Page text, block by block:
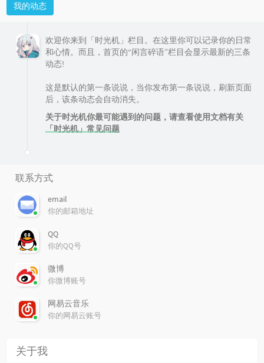
我的动态
欢迎你来到「时光机」栏目。在这里你可以记录你的日常
和心情。而且，首页的“闲言碎语”栏目会显示最新的三条
动态!
这是默认的第一条说说，当你发布第一条说说，刷新页面
后，该条动态会自动消失。
关于时光机你最可能遇到的问题，请查看使用文档有关
「时光机」常见问题
联系方式
email
你的邮箱地址
QQ
你的QQ号
微博
你微博账号
网易云音乐
你的网易云账号
关于我